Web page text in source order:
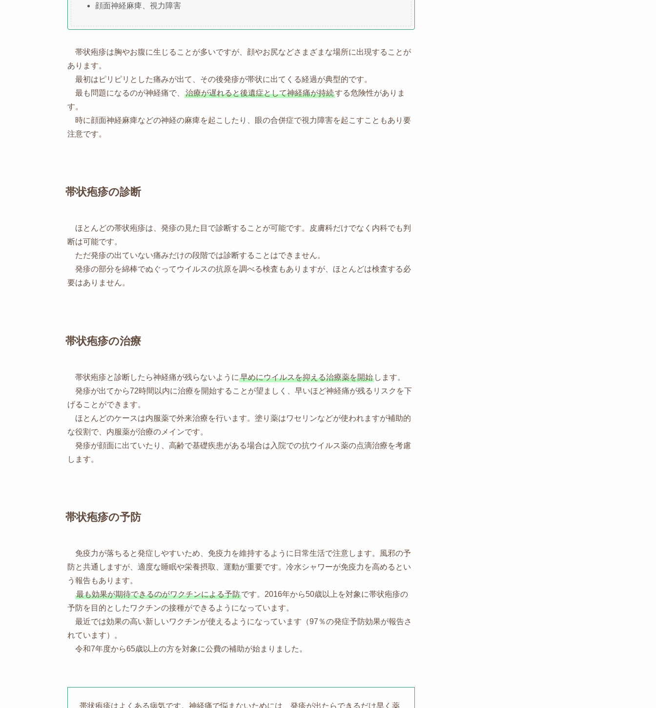
顔面神経麻痺、視力障害
帯状疱疹は胸やお腹に生じることが多いですが、顔やお尻などさまざまな場所に出現することが
あります。
最初はピリピリとした痛みが出て、その後発疹が帯状に出てくる経過が典型的です。
最も問題になるのが神経痛で、
治療が遅れると後遺症として神経痛が持続する危険性がありま
す。
時に顔面神経麻痺などの神経の麻痺を起こしたり、眼の合併症で視力障害を起こすこともあり要
注意です。
帯状疱疹の診断
ほとんどの帯状疱疹は、発疹の見た目で診断することが可能です。皮膚科だけでなく内科でも判
断は可能です。
ただ発疹の出ていない痛みだけの段階では診断することはできません。
発疹の部分を綿棒でぬぐってウイルスの抗原を調べる検査もありますが、ほとんどは検査する必
要はありません。
帯状疱疹の治療
帯状疱疹と診断したら神経痛が残らないように 早めにウイルスを抑える治療薬を開始 します。
発疹が出てから72時間以内に治療を開始することが望ましく、早いほど神経痛が残るリスクを下
げることができます。
ほとんどのケースは内服薬で外来治療を行います。塗り薬はワセリンなどが使われますが補助的
な役割で、内服薬が治療のメインです。
発疹が顔面に出ていたり、高齢で基礎疾患がある場合は入院での抗ウイルス薬の点滴治療を考慮
します。
帯状疱疹の予防
免疫力が落ちると発症しやすいため、免疫力を維持するように日常生活で注意します。風邪の予
防と共通しますが、適度な睡眠や栄養摂取、運動が重要です。冷水シャワーが免疫力を高めるとい
う報告もあります。
最も効果が期待できるのがワクチンによる予防です。2016年から50歳以上を対象に帯状疱疹の
予防を目的としたワクチンの接種ができるようになっています。
最近では効果の高い新しいワクチンが使えるようになっています（97％の発症予防効果が報告さ
れています）。
令和7年度から65歳以上の方を対象に公費の補助が始まりました。
帯状疱疹はよくある病気です。神経痛で悩まないためには、発疹が出たらできるだけ早く薬